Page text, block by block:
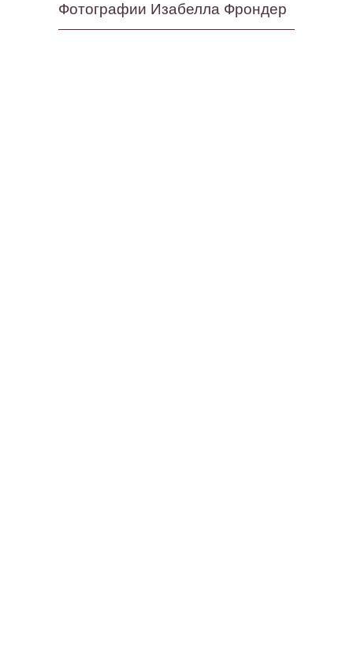
Фотографии Изабелла Фрондер